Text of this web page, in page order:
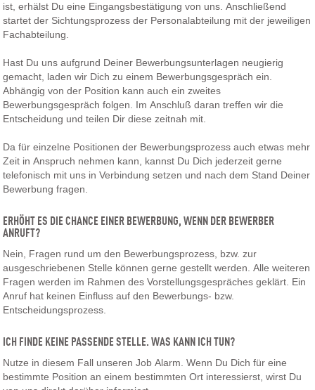
ist, erhälst Du eine Eingangsbestätigung von uns. Anschließend
startet der Sichtungsprozess der Personalabteilung mit der jeweiligen
Fachabteilung.
Hast Du uns aufgrund Deiner Bewerbungsunterlagen neugierig
gemacht, laden wir Dich zu einem Bewerbungsgespräch ein.
Abhängig von der Position kann auch ein zweites
Bewerbungsgespräch folgen. Im Anschluß daran treffen wir die
Entscheidung und teilen Dir diese zeitnah mit.
Da für einzelne Positionen der Bewerbungsprozess auch etwas mehr
Zeit in Anspruch nehmen kann, kannst Du Dich jederzeit gerne
telefonisch mit uns in Verbindung setzen und nach dem Stand Deiner
Bewerbung fragen.
ERHÖHT ES DIE CHANCE EINER BEWERBUNG, WENN DER BEWERBER
ANRUFT?
Nein, Fragen rund um den Bewerbungsprozess, bzw. zur
ausgeschriebenen Stelle können gerne gestellt werden. Alle weiteren
Fragen werden im Rahmen des Vorstellungsgespräches geklärt. Ein
Anruf hat keinen Einfluss auf den Bewerbungs- bzw.
Entscheidungsprozess.
ICH FINDE KEINE PASSENDE STELLE. WAS KANN ICH TUN?
Nutze in diesem Fall unseren Job Alarm. Wenn Du Dich für eine
bestimmte Position an einem bestimmten Ort interessierst, wirst Du